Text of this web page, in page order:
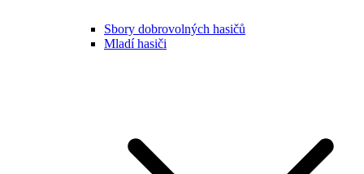
Sbory dobrovolných hasičů
Mladí hasiči